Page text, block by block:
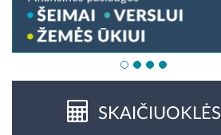
SKAIČIUOKLĖS